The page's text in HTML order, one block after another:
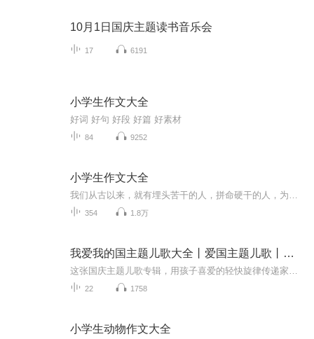
10月1日国庆主题读书音乐会
17 6191
小学生作文大全
好词 好句 好段 好篇 好素材
84 9252
小学生作文大全
354 1.8万
我爱我的国主题儿歌大全丨爱国主题儿歌丨喜庆节日儿歌
22 1758
小学生动物作文大全